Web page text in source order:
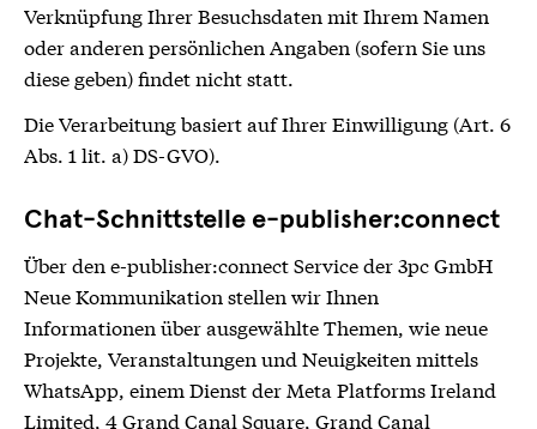
Verknüpfung Ihrer Besuchsdaten mit Ihrem Namen
oder anderen persönlichen Angaben (sofern Sie uns
diese geben) findet nicht statt.
Die Verarbeitung basiert auf Ihrer Einwilligung (Art. 6
Abs. 1 lit. a) DS-GVO).
Chat-Schnittstelle e-publisher:connect
Über den e-publisher:connect Service der 3pc GmbH
Neue Kommunikation stellen wir Ihnen
Informationen über ausgewählte Themen, wie neue
Projekte, Veranstaltungen und Neuigkeiten mittels
WhatsApp, einem Dienst der Meta Platforms Ireland
Limited, 4 Grand Canal Square, Grand Canal